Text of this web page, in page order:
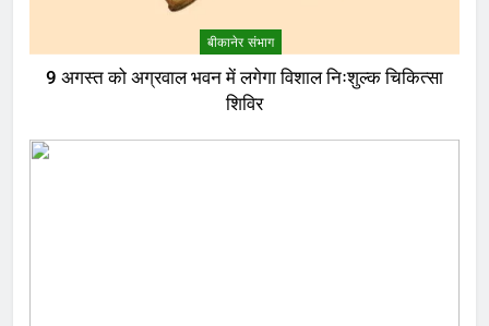
बीकानेर संभाग
9 अगस्त को अग्रवाल भवन में लगेगा विशाल निःशुल्क चिकित्सा
शिविर